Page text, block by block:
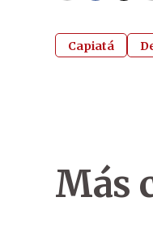
Capiatá
Más